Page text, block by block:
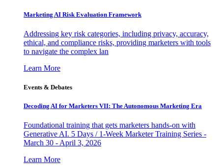
Marketing AI Risk Evaluation Framework
Addressing key risk categories, including privacy, accuracy,
ethical, and compliance risks, providing marketers with tools
to navigate the complex lan
Learn More
Events & Debates
Decoding AI for Marketers VII: The Autonomous Marketing Era
Foundational training that gets marketers hands-on with
Generative AI. 5 Days / 1-Week Marketer Training Series -
March 30 - April 3, 2026
Learn More